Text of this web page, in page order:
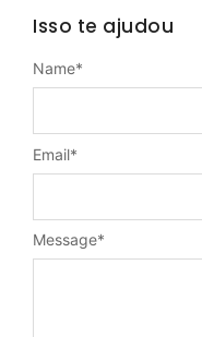
Isso te ajudou
Message*
Name*
Email*